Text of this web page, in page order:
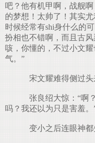
吧？他有机甲啊，战舰
的梦想！太帅了！其实
时候经常有shi身什么
扮相也不错啊，而且古
咳，你懂的，不过小文
气。”
宋文耀难得侧过头
张良绍大惊：“啊
吗？我还以为只是害羞。
变小之后连眼神